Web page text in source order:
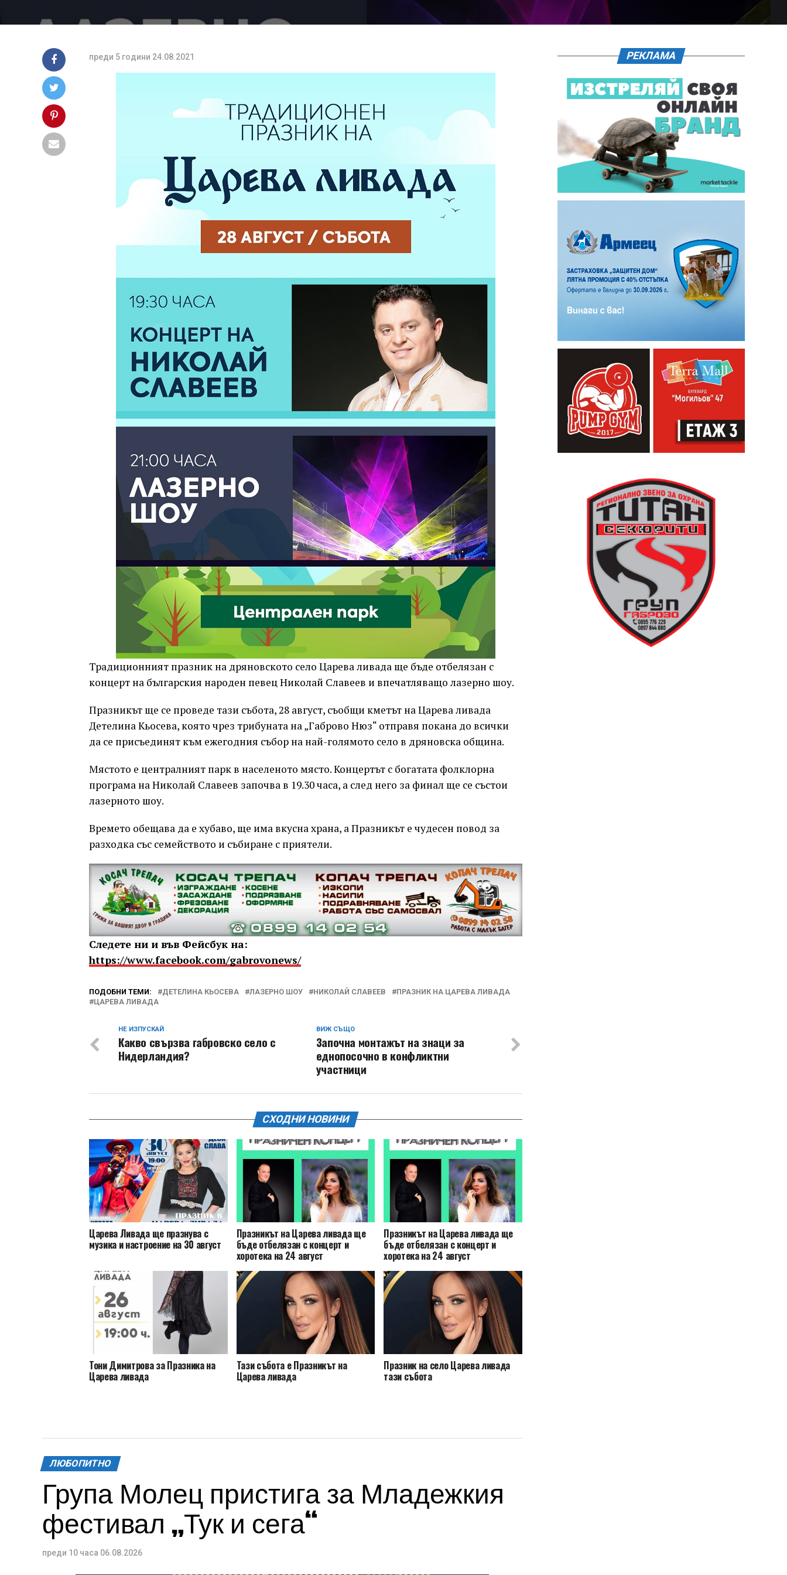
преди 5 години 24.08.2021
Традиционният празник на дряновското село Царева ливада ще бъде отбелязан с
концерт на българския народен певец Николай Славеев и впечатляващо лазерно шоу.
Празникът ще се проведе тази събота, 28 август, съобщи кметът на Царева ливада
Детелина Кьосева, която чрез трибуната на „Габрово Нюз“ отправя покана до всички
да се присъединят към ежегодния събор на най-голямото село в дряновска община.
Мястото е централният парк в населеното място. Концертът с богатата фолклорна
програма на Николай Славеев започва в 19.30 часа, а след него за финал ще се състои
лазерното шоу.
Времето обещава да е хубаво, ще има вкусна храна, а Празникът е чудесен повод за
разходка със семейството и събиране с приятели.
Следете ни и във Фейсбук на:
https://www.facebook.com/gabrovonews/
ПОДОБНИ ТЕМИ: ДЕТЕЛИНА КЬОСЕВА ЛАЗЕРНО ШОУ НИКОЛАЙ СЛАВЕЕВ
ПРАЗНИК НА ЦАРЕВА ЛИВАДА
ЦАРЕВА ЛИВАДА
ВИЖ СЪЩО
Започна монтажът на знаци за
еднопосочно в конфликтни
участници
НЕ ИЗПУСКАЙ
Какво свързва габровско село с
Нидерландия?
СХОДНИ НОВИНИ
Царева Ливада ще празнува с
музика и настроение на 30 август
Празникът на Царева ливада ще
бъде отбелязан с концерт и
хоротека на 24 август
Празникът на Царева ливада ще
бъде отбелязан с концерт и
хоротека на 24 август
Тони Димитрова за Празника на
Царева ливада
Тази събота е Празникът на
Царева ливада
Празник на село Царева ливада
тази събота
ЛЮБОПИТНО
Група Молец пристига за Младежкия
фестивал „Тук и сега“
преди 10 часа 06.08.2026
РЕКЛАМА